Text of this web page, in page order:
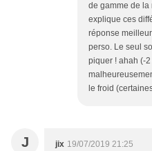
de gamme de la
explique ces
réponse
perso. Le seul
piquer ! ahah (-
le froid
J jix 19/07/2019 21:25